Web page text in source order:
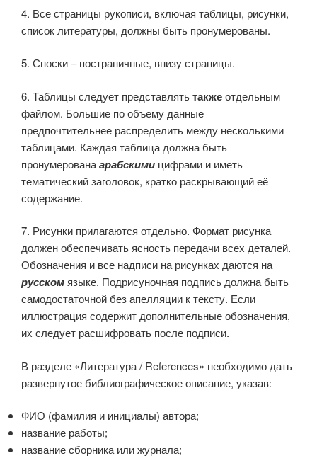
4. Все страницы рукописи, включая таблицы, рисунки,
список литературы, должны быть пронумерованы.
5. Сноски – постраничные, внизу страницы.
6. Таблицы следует представлятьтакжеотдельным
файлом. Большие по объему данные
предпочтительнее распределить между несколькими
таблицами. Каждая таблица должна быть
пронумерованаарабскими цифрами и иметь
тематический заголовок, кратко раскрывающий её
содержание.
7. Рисунки прилагаются отдельно. Формат рисунка
должен обеспечивать ясность передачи всех деталей.
Обозначения и все надписи на рисунках даются на
русскомязыке. Подрисуночная подпись должна быть
самодостаточной без апелляции к тексту. Если
иллюстрация содержит дополнительные обозначения,
их следует расшифровать после подписи.
В разделе «Литература / References» необходимо дать
развернутое библиографическое описание, указав:
ФИО (фамилия и инициалы) автора;
название работы;
название сборника или журнала;